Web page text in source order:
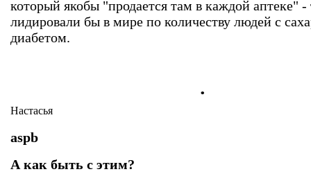
который якобы "продается там в каждой
лидировали бы в мире по количеству людей с
диабетом.
.
Настасья
aspb
А как быть с этим?